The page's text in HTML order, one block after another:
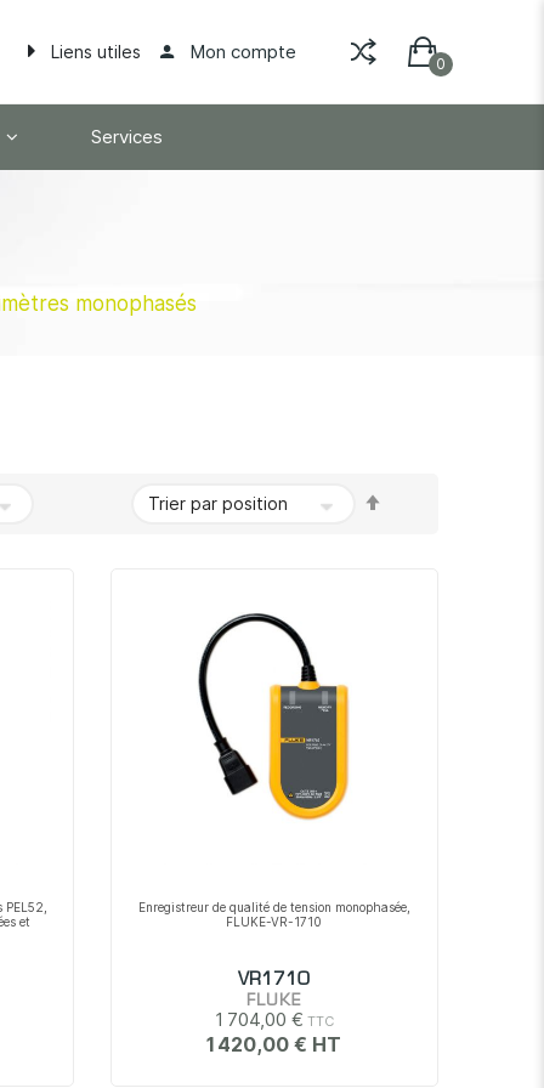
Liens utiles Mon compte
Services
monophasés
et
Enregistreur de qualité de tension monophasée,
FLUKE-VR-1710
VR1710
FLUKE
1 704,00 €
1 420,00 €